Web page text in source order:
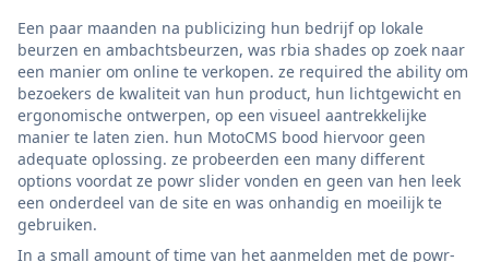
Een paar maanden na publicizing hun bedrijf op lokale
beurzen en ambachtsbeurzen, was rbia shades op zoek naar
een manier om online te verkopen. ze required the ability om
bezoekers de kwaliteit van hun product, hun lichtgewicht en
ergonomische ontwerpen, op een visueel aantrekkelijke
manier te laten zien. hun MotoCMS bood hiervoor geen
adequate oplossing. ze probeerden een many different
options voordat ze powr slider vonden en geen van hen leek
een onderdeel van de site en was onhandig en moeilijk te
gebruiken.
In a small amount of time van het aanmelden met de powr-